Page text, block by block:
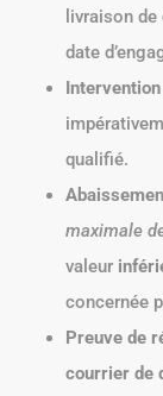
livraison
date
qualifié.
maximale
valeur
concernée
Preuve de
courrier de